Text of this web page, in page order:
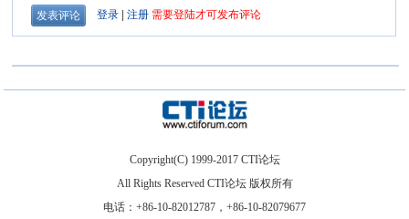
Copyright(C) 1999-2017 CTI论坛
All Rights Reserved CTI论坛 版权所有
电话：+86-10-82012787，+86-10-82079677